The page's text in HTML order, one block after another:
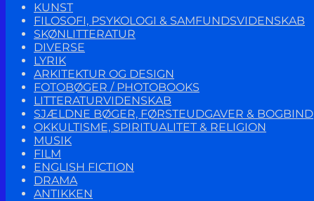
KUNST
FILOSOFI, PSYKOLOGI & SAMFUNDSVIDENSKAB
SKØNLITTERATUR
DIVERSE
LYRIK
ARKITEKTUR OG DESIGN
FOTOBØGER / PHOTOBOOKS
LITTERATURVIDENSKAB
SJÆLDNE BØGER, FØRSTEUDGAVER & BOGBIND
OKKULTISME, SPIRITUALITET & RELIGION
MUSIK
FILM
ENGLISH FICTION
DRAMA
ANTIKKEN